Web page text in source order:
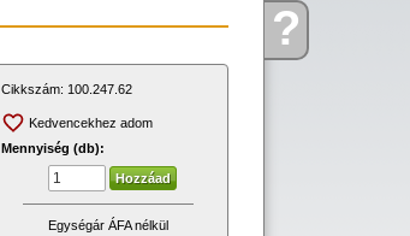
Kérdése?
Cikkszám: 100.247.62
Kedvencekhez adom
Mennyiség (db):
Egységár ÁFA nélkül